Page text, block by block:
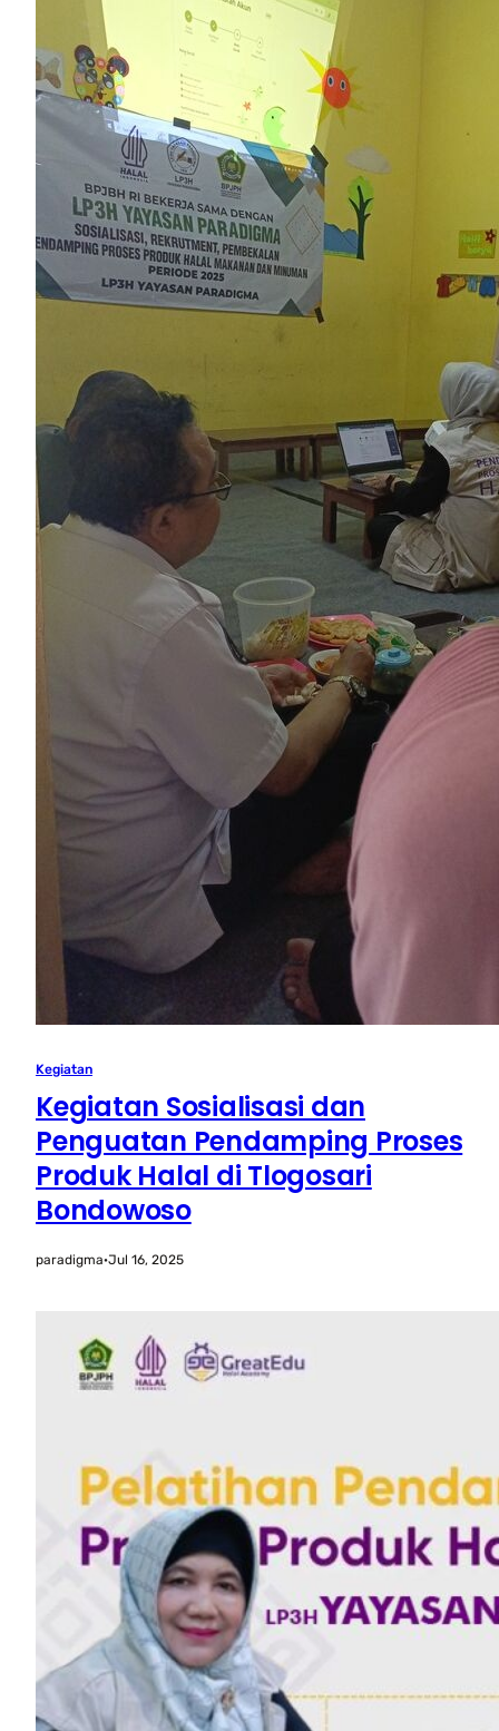
Kegiatan
Kegiatan Sosialisasi dan
Penguatan Pendamping Proses
Produk Halal di Tlogosari
Bondowoso
paradigma·Jul 16, 2025